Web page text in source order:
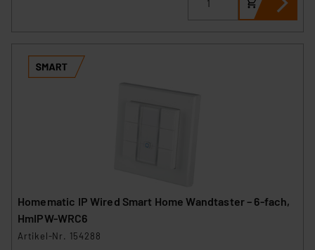
Homematic IP Wired Smart Home Wandtaster – 6-fach,
HmIPW-WRC6
Artikel-Nr. 154288